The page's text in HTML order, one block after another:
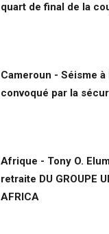
quart de final de la
Cameroun - Séisme à
convoqué par la
Afrique - Tony O.
retraite DU GROUPE
AFRICA